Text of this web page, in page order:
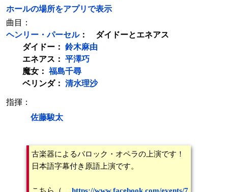
ホールの場所をアプリで表示
曲目：
ヘンリー・パーセル： ダイドーとエネアス
ダイドー： 鈴木麻由
エネアス： 平澤巧
魔女：福島千尋
ベリンダ： 清水理沙
指揮：
佐藤駿太
古楽器によるバロック・オペラの上演です！
日本語字幕付き原語上演です。
こちら（ https://www.facebook.com/events/7